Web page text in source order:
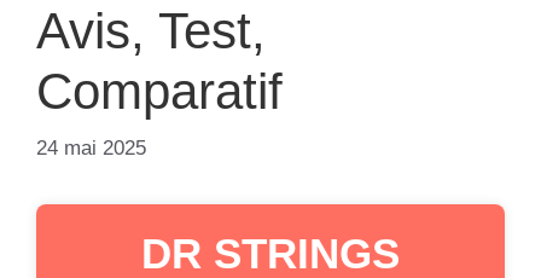
Avis, Test,
Comparatif
24 mai 2025
DR STRINGS